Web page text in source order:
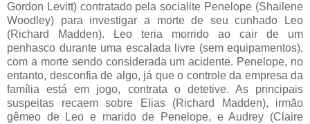
Gordon Levitt) contratado pela socialite Penelope (Shailene
Woodley) para investigar a morte de seu cunhado Leo
(Richard Madden). Leo teria morrido ao cair de um
penhasco durante uma escalada livre (sem equipamentos),
com a morte sendo considerada um acidente. Penelope, no
entanto, desconfia de algo, já que o controle da empresa da
família está em jogo, contrata o detetive. As principais
suspeitas recaem sobre Elias (Richard Madden), irmão
gêmeo de Leo e marido de Penelope, e Audrey (Claire